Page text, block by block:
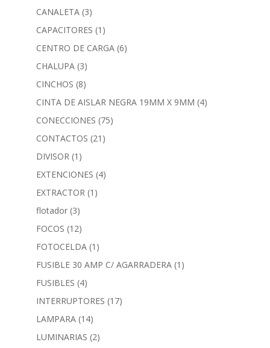
CANALETA (3)
CAPACITORES (1)
CENTRO DE CARGA (6)
CHALUPA (3)
CINCHOS (8)
CINTA DE AISLAR NEGRA 19MM X 9MM (4)
CONECCIONES (75)
CONTACTOS (21)
DIVISOR (1)
EXTENCIONES (4)
EXTRACTOR (1)
flotador (3)
FOCOS (12)
FOTOCELDA (1)
FUSIBLE 30 AMP C/ AGARRADERA (1)
FUSIBLES (4)
INTERRUPTORES (17)
LAMPARA (14)
LUMINARIAS (2)